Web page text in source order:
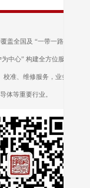
盖全国及 “一带一路” 沿线
中心” 构建全方位服务体
准、维修服务，业务遍及
体等重要行业。